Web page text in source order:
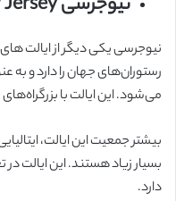
نیوجرسی یکی دیگر از ایالت
رستوران‌های جهان را دارد و به
می‌شود. این ایالت با
بیشتر جمعیت این ایالت،
بسیار زیاد هستند. این ایالت در
دارد.